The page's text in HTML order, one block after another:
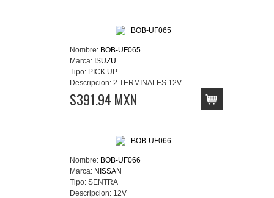
Nombre: BOB-UF065
Marca: ISUZU
Tipo: PICK UP
Descripcion: 2 TERMINALES 12V
$391.94 MXN
Nombre: BOB-UF066
Marca: NISSAN
Tipo: SENTRA
Descripcion: 12V